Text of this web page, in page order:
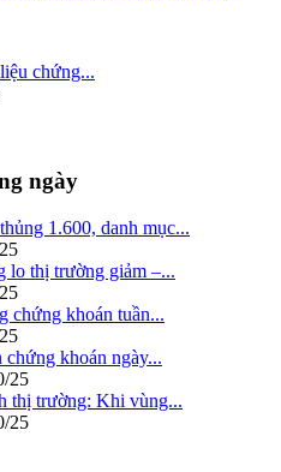
chứng...
ngày
1.600, danh mục...
lo thị trường giảm –...
chứng khoán tuần...
chứng khoán ngày...
25
thị trường: Khi vùng...
25